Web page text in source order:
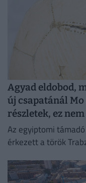
Agyad eldobod,
új csapatánál
részletek, ez
Az egyiptomi
érkezett a török